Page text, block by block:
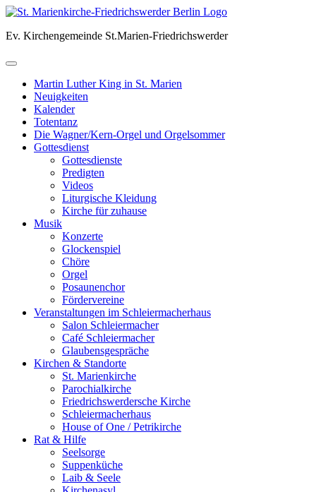
Skip
content
Ev. Kirchengemeinde St.Marien-Friedrichswerder
Martin Luther King in St. Marien
Neuigkeiten
Kalender
Totentanz
Die Wagner/Kern-Orgel und Orgelsommer
Gottesdienst
Gottesdienste
Predigten
Videos
Liturgische Kleidung
Kirche für zuhause
Musik
Konzerte
Glockenspiel
Chöre
Orgel
Posaunenchor
Fördervereine
Veranstaltungen im Schleiermacherhaus
Salon Schleiermacher
Café Schleiermacher
Glaubensgespräche
Kirchen & Standorte
St. Marienkirche
Parochialkirche
Friedrichswerdersche Kirche
Schleiermacherhaus
House of One / Petrikirche
Rat & Hilfe
Seelsorge
Suppenküche
Laib & Seele